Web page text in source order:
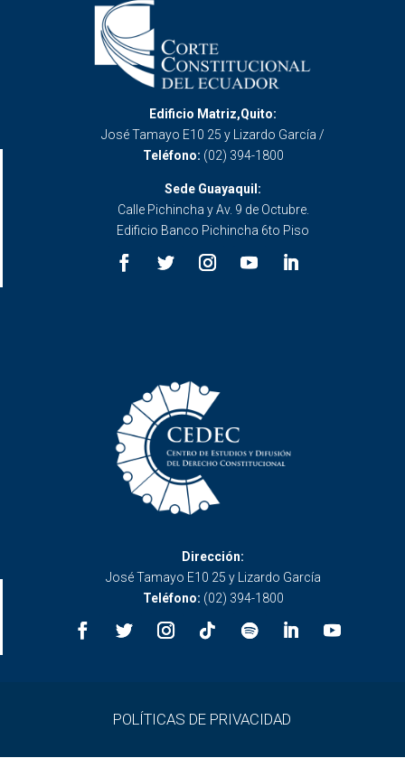
Edificio Matriz,Quito:
José Tamayo E10 25 y Lizardo García /
Teléfono: (02) 394-1800
Sede Guayaquil:
Calle Pichincha y Av. 9 de Octubre.
Edificio Banco Pichincha 6to Piso
Dirección:
José Tamayo E10 25 y Lizardo García
Teléfono: (02) 394-1800
POLÍTICAS DE PRIVACIDAD